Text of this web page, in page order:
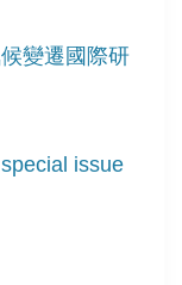
變遷國際研
issue